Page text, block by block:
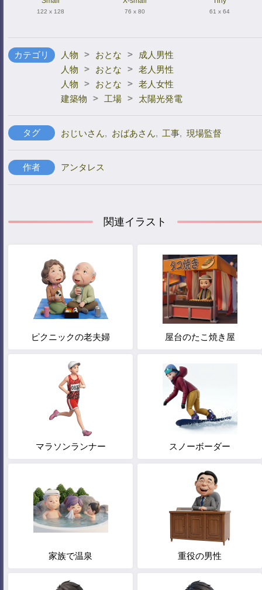
122 x 128 76 x 80 61 x 64
カテゴリ 人物 > おとな >
成人男性
人物
> おとな > 老人男性
人物
> おとな > 老人女性
建築物
> 工場 > 太陽光発電
タグ おじいさん, おばあさん, 工事, 現場監督
作者 アンタレス
関連イラスト
ピクニックの老夫婦 屋台のたこ焼き屋
マラソンランナー スノーボーダー
家族で温泉 重役の男性